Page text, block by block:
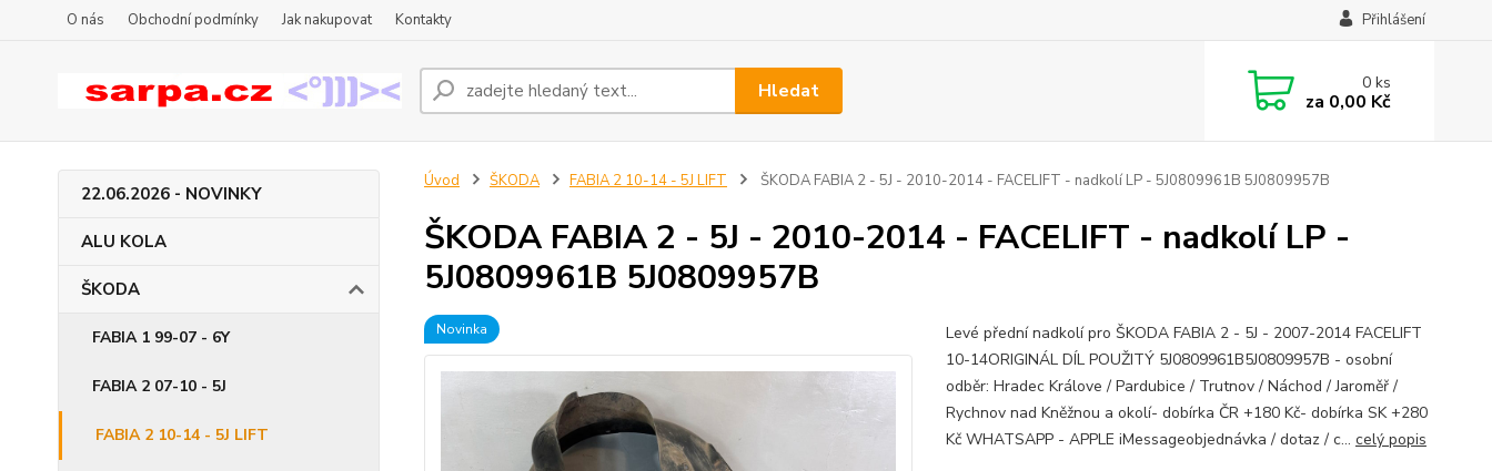
O nás Obchodní podmínky Jak nakupovat Kontakty Přihlášení
Hledat 0ks
za 0,00 Kč
22.06.2026 - NOVINKY
ALU KOLA
ŠKODA
FABIA 1 99-07 - 6Y
FABIA 2 07-10 - 5J
FABIA 2 10-14 - 5J LIFT
Úvod ŠKODA FABIA 2 10-14 - 5J LIFT ŠKODA FABIA 2 - 5J - 2010-2014 - FACELIFT - nadkolí LP - 5J0809961B 5J0809957B
ŠKODA FABIA 2 - 5J - 2010-2014 - FACELIFT - nadkolí LP -
5J0809961B 5J0809957B
Novinka
Levé přední nadkolí pro ŠKODA FABIA 2 - 5J - 2007-2014 FACELIFT
10-14ORIGINÁL DÍL POUŽITÝ 5J0809961B5J0809957B - osobní
odběr: Hradec Králove / Pardubice / Trutnov / Náchod / Jaroměř /
Rychnov nad Kněžnou a okolí- dobírka ČR +180 Kč- dobírka SK +280
Kč WHATSAPP - APPLE iMessageobjednávka / dotaz / c... celý popis